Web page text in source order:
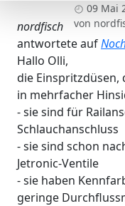
09 Mai
von
nordfisch
antwortete auf
Hallo Olli,
die Einspritzdüsen,
in mehrfacher
- sie sind für
Schlauchanschluss
- sie sind schon
Jetronic-Ventile
- sie haben
geringe